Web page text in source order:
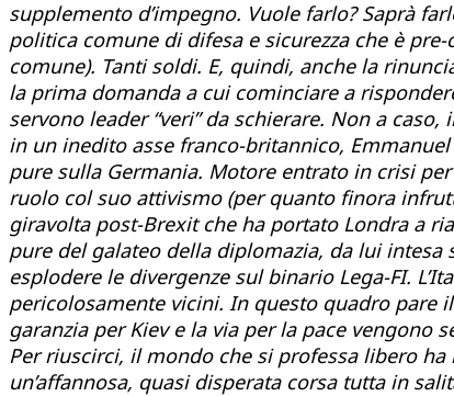
supplemento d’impegno. Vuole farlo? Saprà
politica comune di difesa e sicurezza che è
comune). Tanti soldi. E, quindi, anche la
la prima domanda a cui cominciare a
servono leader “veri” da schierare. Non a
in un inedito asse franco-britannico,
pure sulla Germania. Motore entrato in crisi
ruolo col suo attivismo (per quanto finora
giravolta post-Brexit che ha portato Londra a
pure del galateo della diplomazia, da lui
esplodere le divergenze sul binario Lega-FI.
pericolosamente vicini. In questo quadro pare
garanzia per Kiev e la via per la pace vengono
Per riuscirci, il mondo che si professa libero
un’affannosa, quasi disperata corsa tutta in